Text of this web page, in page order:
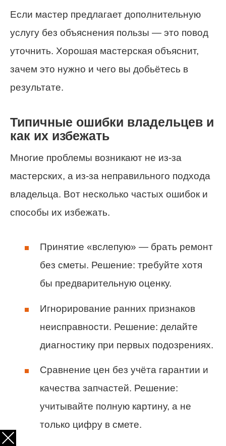
Если мастер предлагает дополнительную
услугу без объяснения пользы — это повод
уточнить. Хорошая мастерская объяснит,
зачем это нужно и чего вы добьётесь в
результате.
Типичные ошибки владельцев и
как их избежать
Многие проблемы возникают не из-за
мастерских, а из-за неправильного подхода
владельца. Вот несколько частых ошибок и
способы их избежать.
Принятие «вслепую» — брать ремонт
без сметы. Решение: требуйте хотя
бы предварительную оценку.
Игнорирование ранних признаков
неисправности. Решение: делайте
диагностику при первых подозрениях.
Сравнение цен без учёта гарантии и
качества запчастей. Решение:
учитывайте полную картину, а не
только цифру в смете.